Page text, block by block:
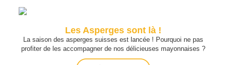
Les Asperges sont là !
La saison des asperges suisses est lancée ! Pourquoi ne pas
profiter de les accompagner de nos délicieuses mayonnaises ?